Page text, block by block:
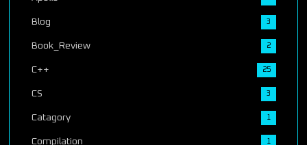
Blog 3
Book_Review 2
C++ 25
CS 3
Catagory 1
Compilation 1